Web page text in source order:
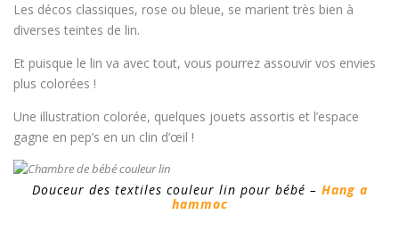
Les décos classiques, rose ou bleue, se marient très bien à
diverses teintes de lin.
Et puisque le lin va avec tout, vous pourrez assouvir vos envies
plus colorées !
Une illustration colorée, quelques jouets assortis et l’espace
gagne en pep’s en un clin d’œil !
Douceur des textiles couleur lin pour bébé – Hang a
hammoc